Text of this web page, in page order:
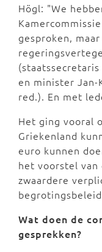
Högl: "We
gesproken,
en minister Jan-
red.). En met
Het ging vooral
Griekenland
euro kunnen
het voorstel van
zwaardere
Wat doen de
gesprekken?